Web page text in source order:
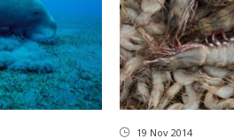
19 Nov 2014